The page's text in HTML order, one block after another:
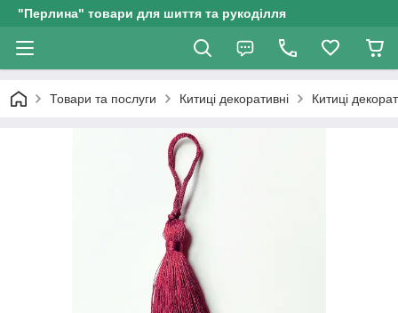
"Перлина" товари для шиття та рукоділля
Товари та послуги Китиці декоративні Китиці